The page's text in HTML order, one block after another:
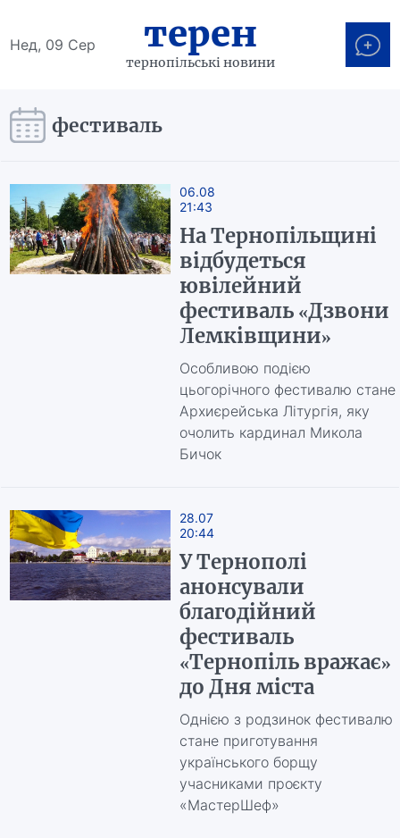
Нед, 09 Сер терен
тернопільські новини
фестиваль
06.08
21:43
На Тернопільщині
відбудеться
ювілейний
фестиваль «Дзвони
Лемківщини»
Особливою подією
цьогорічного фестивалю стане
Архиєрейська Літургія, яку
очолить кардинал Микола
Бичок
28.07
20:44
У Тернополі
анонсували
благодійний
фестиваль
«Тернопіль вражає»
до Дня міста
Однією з родзинок фестивалю
стане приготування
українського борщу
учасниками проєкту
«МастерШеф»